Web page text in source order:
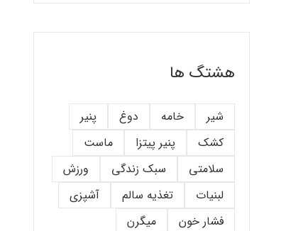
هشتگ ها
شیر خامه دوغ
پنیر
کشک
پنیر پیتزا
ماست
سلامتی
سبک زندگی
ورزش
لبنیات
تغذیه سالم
آشپزی
فشار خون
میگرن